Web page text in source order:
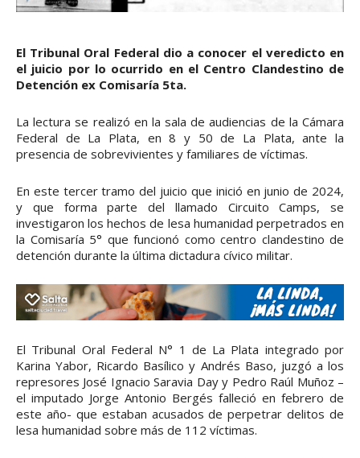
El Tribunal Oral Federal dio a conocer el veredicto en
el juicio por lo ocurrido en el Centro Clandestino de
Detención ex Comisaría 5ta.
La lectura se realizó en la sala de audiencias de la Cámara
Federal de La Plata, en 8 y 50 de La Plata, ante la
presencia de sobrevivientes y familiares de víctimas.
En este tercer tramo del juicio que inició en junio de 2024,
y que forma parte del llamado Circuito Camps, se
investigaron los hechos de lesa humanidad perpetrados en
la Comisaría 5° que funcionó como centro clandestino de
detención durante la última dictadura cívico militar.
El Tribunal Oral Federal N° 1 de La Plata integrado por
Karina Yabor, Ricardo Basílico y Andrés Baso, juzgó a los
represores José Ignacio Saravia Day y Pedro Raúl Muñoz –
el imputado Jorge Antonio Bergés falleció en febrero de
este año- que estaban acusados de perpetrar delitos de
lesa humanidad sobre más de 112 víctimas.